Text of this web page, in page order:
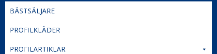
BÄSTSÄLJARE
PROFILKLÄDER
PROFILARTIKLAR